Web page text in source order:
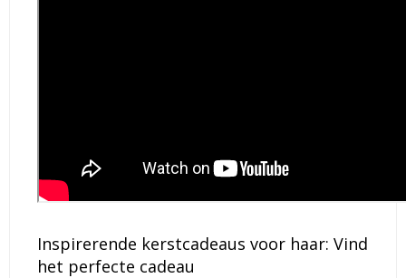
Inspirerende kerstcadeaus voor haar: Vind
het perfecte cadeau